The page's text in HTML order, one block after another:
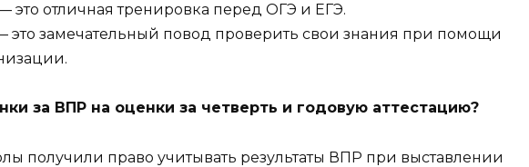
это отличная тренировка перед ОГЭ и ЕГЭ.
это замечательный повод проверить свои знания при помощи
за ВПР на оценки за четверть и годовую аттестацию?
получили право учитывать результаты ВПР при выставлении